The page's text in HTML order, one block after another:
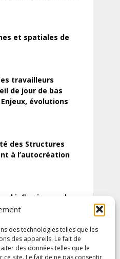
des technologies telles que les
des appareils. Le fait de
des données telles que le
site. Le fait de ne pas consentir
et spatiales de
travailleurs
de jour de bas
évolutions
des Structures
à l’autocréation
infirmier :quels
de soins pour